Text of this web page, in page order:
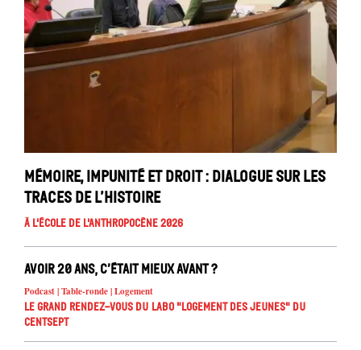
Mémoire, impunité et droit : dialogue sur les
traces de l’histoire
À l'école de l'Anthropocène 2026
Avoir 20 ans, c’était mieux avant ?
Podcast | Table-ronde | Logement
Le Grand Rendez-vous du Labo "Logement des jeunes" du
Centsept